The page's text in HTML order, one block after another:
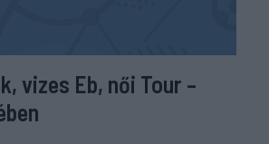
vizes Eb, női Tour –